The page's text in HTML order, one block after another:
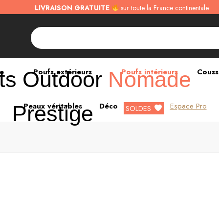
LIVRAISON GRATUITE sur toute la France continentale
Poufs extérieurs
Outdoor Poufs intérieurs
Nomade
Peaux véritables
Prestige Déco SOLDES Espace Pro